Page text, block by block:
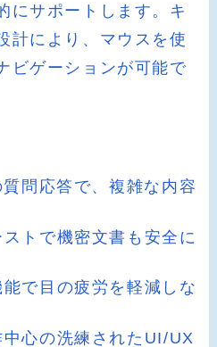
にサポートします。キ
計により、マウスを使
ビゲーションが可能で
問応答で、複雑な内容
トで機密文書も安全に
で目の疲労を軽減しな
心の洗練されたUI/UX